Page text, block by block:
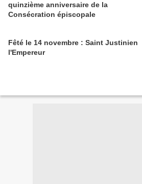
quinzième anniversaire de la
Consécration épiscopale
Fêté le 14 novembre : Saint Justinien
l'Empereur